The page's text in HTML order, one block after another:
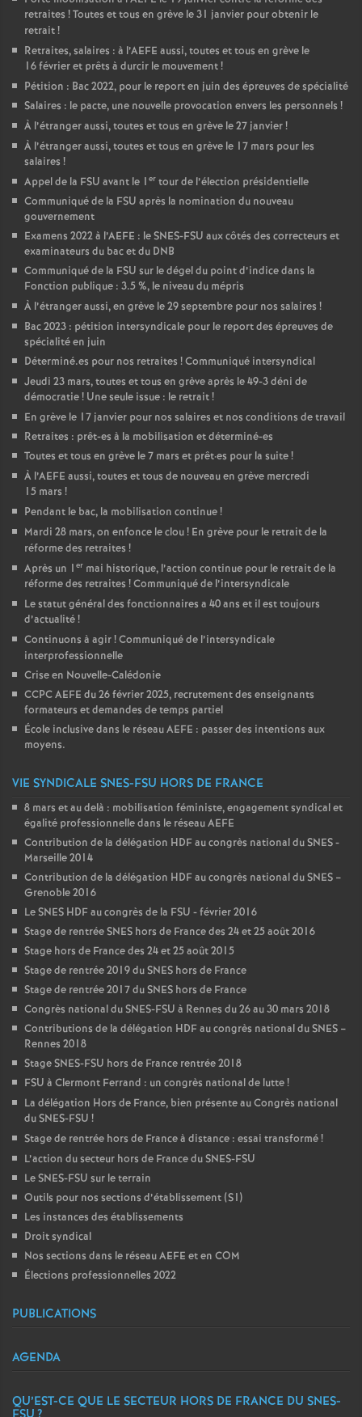
retraites ! Toutes et tous en grève le 31 janvier pour obtenir le
retrait!
Retraites, salaires : à l’AEFE aussi, toutes et tous en grève le
16 février et prêts à durcir le mouvement!
Pétition : Bac 2022, pour le report en juin des épreuves de spécialité
Salaires : le pacte, une nouvelle provocation envers les personnels !
À l’étranger aussi, toutes et tous en grève le 27 janvier!
À l’étranger aussi, toutes et tous en grève le 17 mars pour les
salaires !
Appel de la FSU avant le 1 er tour de l’élection présidentielle
Communiqué de la FSU après la nomination du nouveau
gouvernement
Examens 2022 à l’AEFE : le SNES-FSU aux côtés des correcteurs et
examinateurs du bac et du DNB
Communiqué de la FSU sur le dégel du point d’indice dans la
Fonction publique : 3.5 %, le niveau du mépris
À l’étranger aussi, en grève le 29 septembre pour nos salaires !
Bac 2023 : pétition intersyndicale pour le report des épreuves de
spécialité en juin
Déterminé.es pour nos retraites ! Communiqué intersyndical
Jeudi 23 mars, toutes et tous en grève après le 49-3 déni de
démocratie! Une seule issue : le retrait!
En grève le 17 janvier pour nos salaires et nos conditions de travail
Retraites : prêt-es à la mobilisation et déterminé-es
Toutes et tous en grève le 7 mars et prêt·es pour la suite!
À l’AEFE aussi, toutes et tous de nouveau en grève mercredi
15 mars !
Pendant le bac, la mobilisation continue!
Mardi 28 mars, on enfonce le clou! En grève pour le retrait de la
réforme des retraites !
Après un 1 er mai historique, l’action continue pour le retrait de la
réforme des retraites ! Communiqué de l’intersyndicale
Le statut général des fonctionnaires a 40 ans et il est toujours
d’actualité!
Continuons à agir! Communiqué de l’intersyndicale
interprofessionnelle
Crise en Nouvelle-Calédonie
CCPC AEFE du 26 février 2025, recrutement des enseignants
formateurs et demandes de temps partiel
École inclusive dans le réseau AEFE : passer des intentions aux
moyens.
VIE SYNDICALE SNES-FSU HORS DE FRANCE
8 mars et au delà : mobilisation féministe, engagement syndical et
égalité professionnelle dans le réseau AEFE
Contribution de la délégation HDF au congrès national du SNES -
Marseille 2014
Contribution de la délégation HDF au congrès national du SNES –
Grenoble 2016
Le SNES HDF au congrès de la FSU - février 2016
Stage de rentrée SNES hors de France des 24 et 25 août 2016
Stage hors de France des 24 et 25 août 2015
Stage de rentrée 2019 du SNES hors de France
Stage de rentrée 2017 du SNES hors de France
Congrès national du SNES-FSU à Rennes du 26 au 30 mars 2018
Contributions de la délégation HDF au congrès national du SNES –
Rennes 2018
Stage SNES-FSU hors de France rentrée 2018
FSU à Clermont Ferrand : un congrès national de lutte!
La délégation Hors de France, bien présente au Congrès national
du SNES-FSU !
Stage de rentrée hors de France à distance : essai transformé!
L’action du secteur hors de France du SNES-FSU
Le SNES-FSU sur le terrain
Outils pour nos sections d’établissement (S1)
Les instances des établissements
Droit syndical
Nos sections dans le réseau AEFE et en COM
Élections professionnelles 2022
PUBLICATIONS
AGENDA
QU’EST-CE QUE LE SECTEUR HORS DE FRANCE DU SNES-